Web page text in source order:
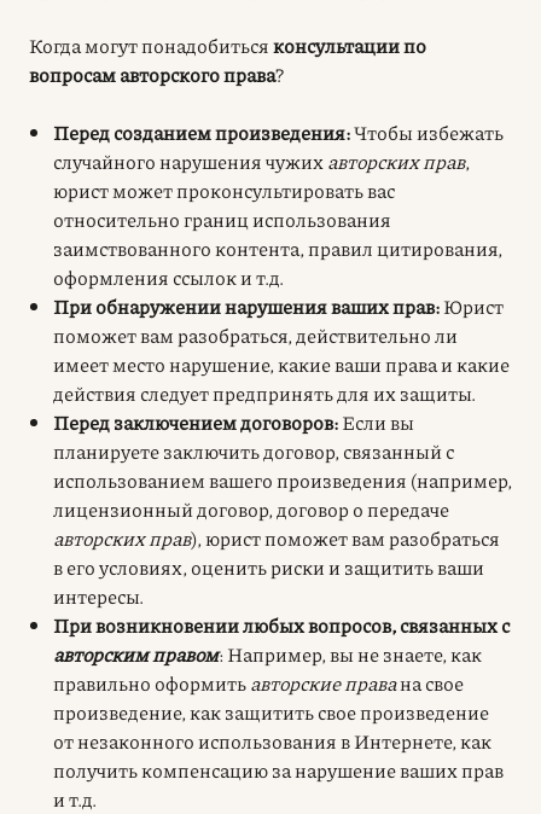
Когда могут понадобитьсяконсультации по
вопросам авторского права?
Перед созданием произведения:Чтобы избежать
случайного нарушения чужих авторских прав,
юрист может проконсультировать вас
относительно границ использования
заимствованного контента, правил цитирования,
оформления ссылок и т.д.
При обнаружении нарушения ваших прав:Юрист
поможет вам разобраться, действительно ли
имеет место нарушение, какие ваши права и какие
действия следует предпринять для их защиты.
Перед заключением договоров:Если вы
планируете заключить договор, связанный с
использованием вашего произведения (например,
лицензионный договор, договор о передаче
авторских прав), юрист поможет вам разобраться
в его условиях, оценить риски и защитить ваши
интересы.
При возникновении любых вопросов, связанных с
авторским правом: Например, вы не знаете, как
правильно оформитьавторские правана свое
произведение, как защитить свое произведение
от незаконного использования в Интернете, как
получить компенсацию за нарушение ваших прав
и т.д.